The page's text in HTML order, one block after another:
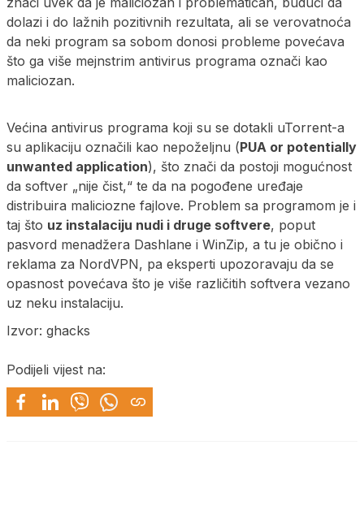
dolazi i do lažnih pozitivnih rezultata, ali se verovatnoća
da neki program sa sobom donosi probleme povećava
što ga više mejnstrim antivirus programa označi kao
maliciozan.
Većina antivirus programa koji su se dotakli uTorrent-a
su aplikaciju označili kao nepoželjnu (PUA or potentially
unwanted application), što znači da postoji mogućnost
da softver „nije čist,“ te da na pogođene uređaje
distribuira maliciozne fajlove. Problem sa programom je i
taj što uz instalaciju nudi i druge softvere, poput
pasvord menadžera Dashlane i WinZip, a tu je obično i
reklama za NordVPN, pa eksperti upozoravaju da se
opasnost povećava što je više različitih softvera vezano
uz neku instalaciju.
Izvor: ghacks
Podijeli vijest na: